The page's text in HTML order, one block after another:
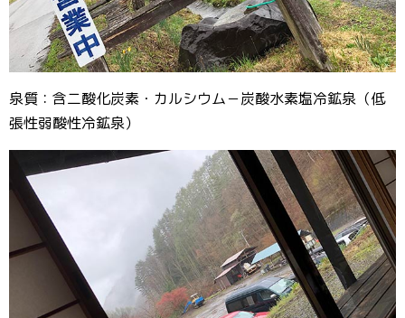
泉質：含二酸化炭素・カルシウム－炭酸水素塩冷鉱泉（低
張性弱酸性冷鉱泉）